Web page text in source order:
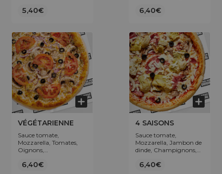
5,40€ 6,40€
VÉGÉTARIENNE
Sauce tomate,
Mozzarella, Tomates,
Oignons,
Olives.
6,40€
4 SAISONS
Sauce tomate,
Mozzarella, Jambon de
dinde, Champignons,
6,40€